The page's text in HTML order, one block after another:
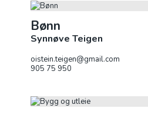
Bønn
Synnøve Teigen
oistein.teigen@gmail.com
905 75 950